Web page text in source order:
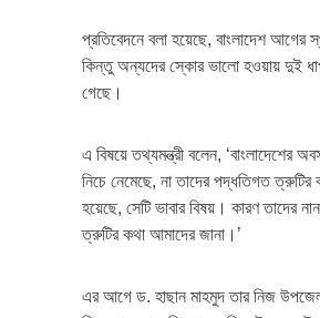
প্রতিবেদনে বলা হয়েছে, বাংলাদেশ আগের
কিন্তু অন্যদের স্কোর ভালো হওয়ায় দুই
গেছে।
এ বিষয়ে তথ্যমন্ত্রী বলেন, ‘বাংলাদেশের
নিচে নেমেছে, না তাদের পদ্ধতিগত ত্রুটির
হয়েছে, সেটি ভাবার বিষয়। কারণ তাদের
ত্রুটির কথা আমাদের জানা।’
এর আগে ড. হাছান মাহমুদ তার নিজ উপজেলা